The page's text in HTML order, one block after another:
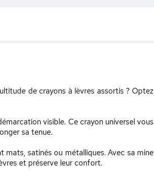
de crayons à lèvres assortis ? Optez
visible. Ce crayon universel vous
sa tenue.
mats, satinés ou métalliques. Avec sa mine
et préserve leur confort.